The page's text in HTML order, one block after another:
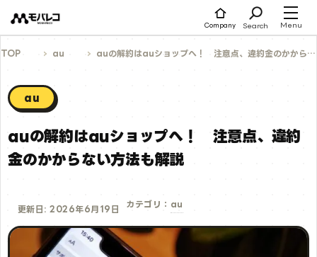
ツ
ス
Company Search Menu
TOP au auの解約はauショップへ！ 注意点、違約金のかからない方法も解説
au
auの解約はauショップへ！ 注意点、違約
金のかからない方法も解説
更新日: 2026年6月19日
カテゴリ： au